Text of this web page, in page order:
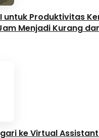
untuk Produktivitas
Menjadi Kurang
ke Virtual